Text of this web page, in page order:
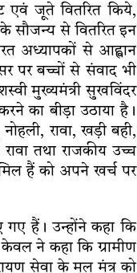
एवं जूते वितरित किये,
के सौजन्य से वितरित इन
अध्यापकों से आह्वान
पर बच्चों से संवाद भी
मुख्यमंत्री सुखविंदर
का बीड़ा उठाया है।
रावा, खड़ी बही,
तथा राजकीय उच्च
हैं को अपने खर्च पर
गए हैं। उन्होंने कहा कि
ने कहा कि ग्रामीण
सेवा के मूल मंत्र को